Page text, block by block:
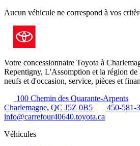
Aucun véhicule ne correspond à vos
Votre concessionnaire Toyota à
Repentigny, L'Assomption et la région
neufs et d'occasion, service, pièces et
100 Chemin des Quarante-Arpents
Charlemagne, QC J5Z 0B5
450-581-
info@carrefour40640.toyota.ca
Véhicules